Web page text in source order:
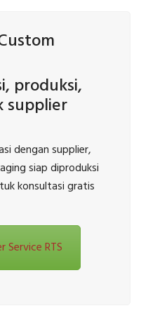
produksi,
supplier
dengan supplier,
siap diproduksi
konsultasi gratis
Service RTS